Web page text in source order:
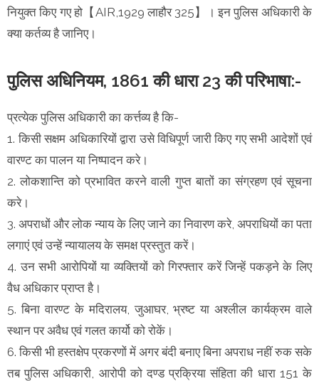
नियुक्त किए गए हो【AIR,1929 लाहौर 325】। इन पुलिस अधिकारी के
क्या कर्तव्य है जानिए।
पुलिस अधिनियम, 1861 की धारा 23 की परिभाषा:-
प्रत्येक पुलिस अधिकारी का कर्त्तव्य है कि-
1. किसी सक्षम अधिकारियों द्वारा उसे विधिपूर्ण जारी किए गए सभी आदेशों एवं
वारण्ट का पालन या निष्पादन करे।
2. लोकशान्ति को प्रभावित करने वाली गुप्त बातों का संग्रहण एवं सूचना
करे।
3. अपराधों और लोक न्याय के लिए जाने का निवारण करे, अपराधियों का पता
लगाएं एवं उन्हें न्यायालय के समक्ष प्रस्तुत करें।
4. उन सभी आरोपियों या व्यक्तियों को गिरफ्तार करें जिन्हें पकड़ने के लिए
वैध अधिकार प्राप्त है।
5. बिना वारण्ट के मदिरालय, जुआघर, भ्रष्ट या अश्लील कार्यक्रम वाले
स्थान पर अवैध एवं गलत कार्यो को रोकें।
6. किसी भी हस्तक्षेप प्रकरणों में अगर बंदी बनाए बिना अपराध नहीं रुक सके
तब पुलिस अधिकारी, आरोपी को दण्ड प्रक्रिया संहिता की धारा 151 के